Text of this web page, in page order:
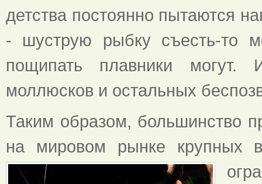
детства постоянно пытаются
- шуструю рыбку съесть-то
пощипать плавники
моллюсков и остальных
Таким образом, большинство
на мировом рынке крупных